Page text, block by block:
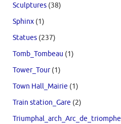
Sculptures (38)
Sphinx (1)
Statues (237)
Tomb_Tombeau (1)
Tower_Tour(1)
Town Hall_Mairie (1)
Train station_Gare (2)
Triumphal_arch_Arc_de_triomphe